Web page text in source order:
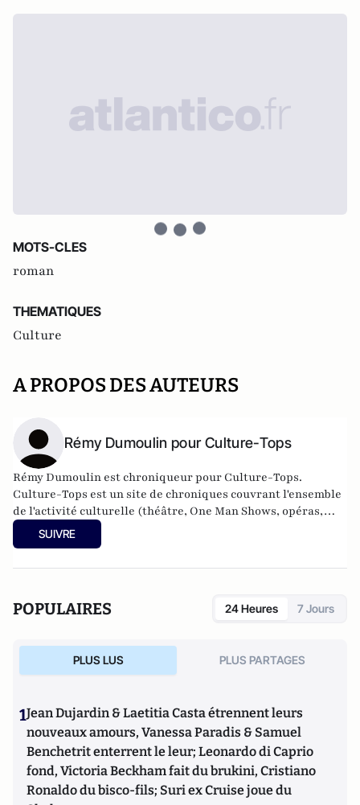
MOTS-CLES
roman
THEMATIQUES
Culture
A PROPOS DES AUTEURS
Rémy Dumoulin pour Culture-Tops
Rémy Dumoulin est chroniqueur pour Culture-Tops.
Culture-Tops est un site de chroniques couvrant l'ensemble
de l'activité culturelle (théâtre, One Man Shows, opéras,
ballets, spectacles divers, cinéma, expos, livres, etc.).
SUIVRE
POPULAIRES 24 Heures 7 Jours
PLUS LUS PLUS PARTAGES
1Jean Dujardin & Laetitia Casta étrennent leurs
nouveaux amours, Vanessa Paradis & Samuel
Benchetrit enterrent le leur; Leonardo di Caprio
fond, Victoria Beckham fait du brukini, Cristiano
Ronaldo du bisco-fils; Suri ex Cruise joue du